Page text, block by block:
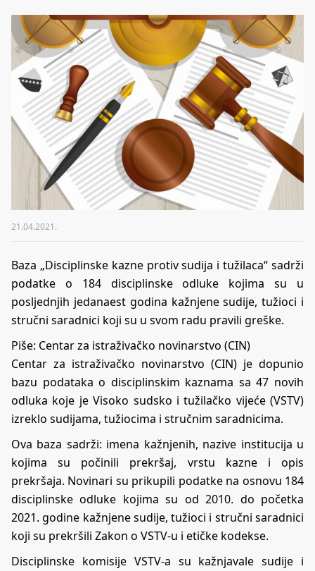
21.04.2021.
Baza „Disciplinske kazne protiv sudija i tužilaca“ sadrži
podatke o 184 disciplinske odluke kojima su u
posljednjih jedanaest godina kažnjene sudije, tužioci i
stručni saradnici koji su u svom radu pravili greške.
Piše: Centar za istraživačko novinarstvo (CIN)
Centar za istraživačko novinarstvo (CIN) je dopunio
bazu podataka o disciplinskim kaznama sa 47 novih
odluka koje je Visoko sudsko i tužilačko vijeće (VSTV)
izreklo sudijama, tužiocima i stručnim saradnicima.
Ova baza sadrži: imena kažnjenih, nazive institucija u
kojima su počinili prekršaj, vrstu kazne i opis
prekršaja. Novinari su prikupili podatke na osnovu 184
disciplinske odluke kojima su od 2010. do početka
2021. godine kažnjene sudije, tužioci i stručni saradnici
koji su prekršili Zakon o VSTV-u i etičke kodekse.
Disciplinske komisije VSTV-a su kažnjavale sudije i